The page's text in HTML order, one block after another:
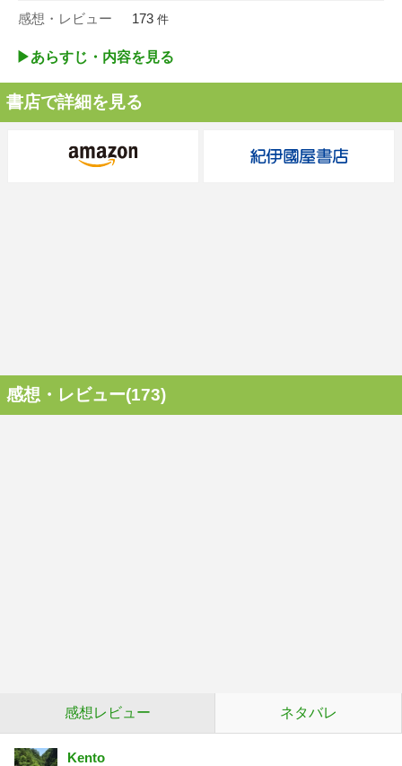
感想・レビュー 173 件
▶︎あらすじ・内容を見る
書店で詳細を見る
感想・レビュー(173)
感想レビュー ネタバレ
Kento